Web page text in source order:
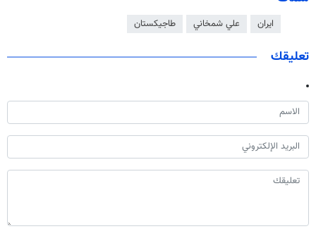
ايران علي شمخاني طاجيكستان
تعليقك